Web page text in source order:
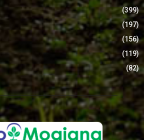
(399)
(197)
(156)
(119)
(82)